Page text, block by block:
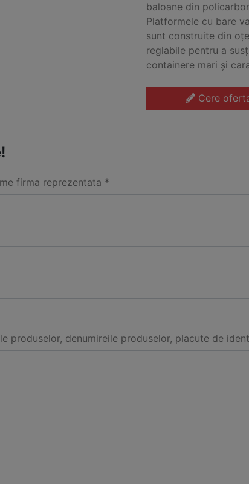
baloane din
Platformele cu bare
sunt construite din
reglabile pentru a
containere mari și
Cere
firma reprezentata *
produselor, denumireile produselor, placute de